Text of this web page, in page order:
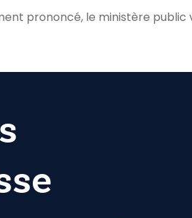
prononcé, le ministère public